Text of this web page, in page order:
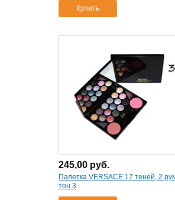
Купить
245,00 руб.
Палетка VERSACE 17 теней, 2
тон 3